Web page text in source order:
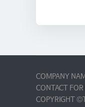
COMPANY
CONTACT
COPYRIGHT